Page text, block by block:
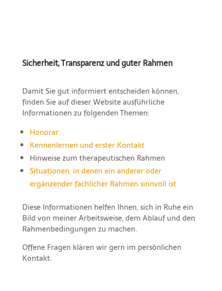
Sicherheit, Transparenz und guter Rahmen
Damit Sie gut informiert entscheiden können,
finden Sie auf dieser Website ausführliche
Informationen zu folgenden Themen:
Honorar
Kennenlernen und erster Kontakt
Hinweise zum therapeutischen Rahmen
Situationen, in denen ein anderer oder
ergänzender fachlicher Rahmen sinnvoll ist
Diese Informationen helfen Ihnen, sich in Ruhe ein
Bild von meiner Arbeitsweise, dem Ablauf und den
Rahmenbedingungen zu machen.
Offene Fragen klären wir gern im persönlichen
Kontakt.